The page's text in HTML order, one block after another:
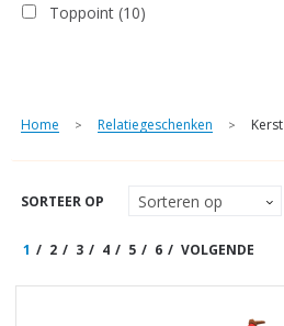
Toppoint (10)
Home > Relatiegeschenken > Kerst
SORTEER OP
1 2 3 4 5 6 VOLGENDE